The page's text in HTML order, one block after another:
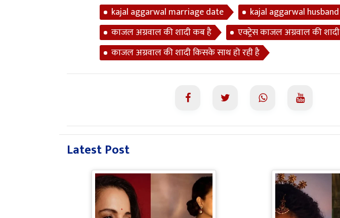
kajal aggarwal marriage date
kajal aggarwal husband
काजल अग्रवाल की शादी कब है
एक्ट्रेस काजल अग्रवाल की शादी
काजल अग्रवाल की शादी किसके साथ हो रही है
Latest Post